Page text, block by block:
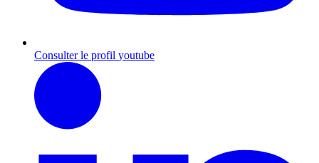
Consulter le profil youtube